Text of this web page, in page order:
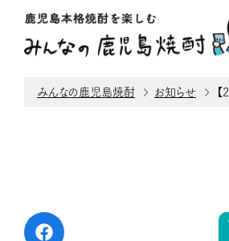
みんなの鹿児島焼酎 お知らせ